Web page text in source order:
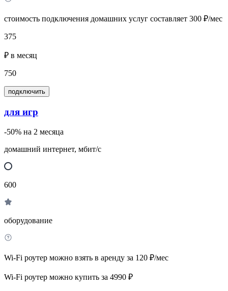
стоимость подключения домашних услуг составляет 300 ₽/мес
375
₽ в месяц
750
подключить
для игр
-50% на 2 месяца
домашний интернет, мбит/с
600
оборудование
Wi-Fi роутер можно взять в аренду за 120 ₽/мес
Wi-Fi роутер можно купить за 4990 ₽